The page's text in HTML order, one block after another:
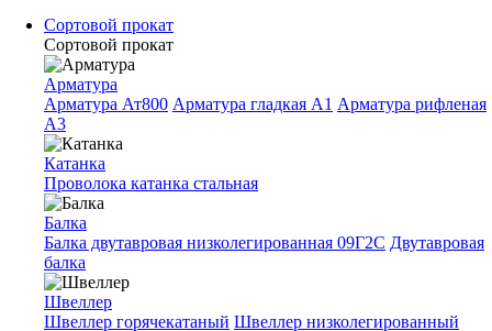
Сортовой прокат
Сортовой прокат
Арматура
Арматура Ат800 Арматура гладкая A1 Арматура рифленая
A3
Катанка
Проволока катанка стальная
Балка
Балка двутавровая низколегированная 09Г2С Двутавровая
балка
Швеллер
Швеллер горячекатаный Швеллер низколегированный